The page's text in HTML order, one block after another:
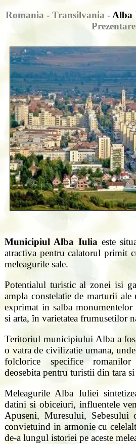
Romania - Transilvania - Alba
Prezentare
Municipiul Alba Iuliaeste
atractiva pentru calatorul primit
meleagurile sale.
Potentialul turistic al zonei isi
ampla constelatie de marturii
exprimat in salba monumentelor
si arta, în varietatea frumusetilor
Teritoriul municipiului Alba a
o vatra de civilizatie umana,
folclorice specifice
deosebita pentru turistii din tara si
Meleagurile Alba Iuliei
datini si obiceiuri, influentele
Apuseni, Muresului, Sebesului
convietuind in armonie cu
de-a lungul istoriei pe aceste